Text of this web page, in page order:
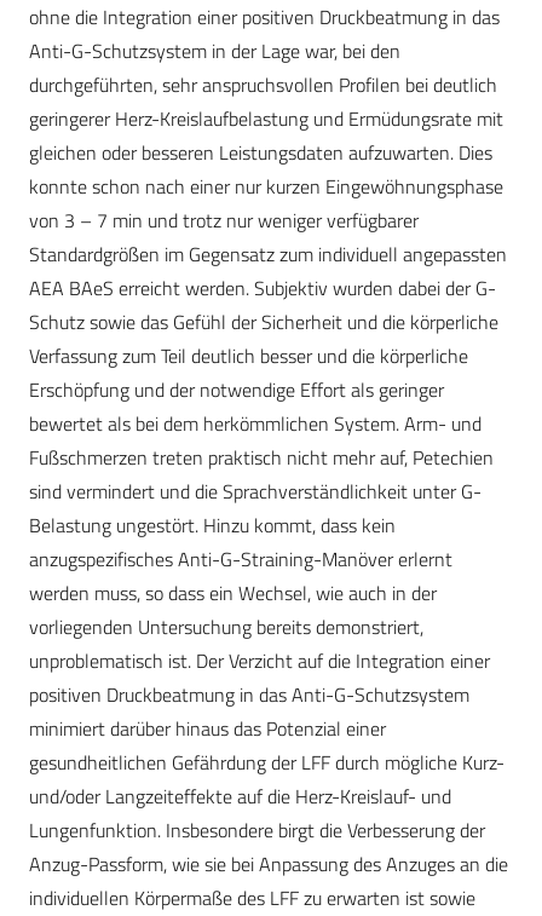
ohne die Integration einer positiven Druckbeatmung in das
Anti-G-Schutzsystem in der Lage war, bei den
durchgeführten, sehr anspruchsvollen Profilen bei deutlich
geringerer Herz-Kreislaufbelastung und Ermüdungsrate mit
gleichen oder besseren Leistungsdaten aufzuwarten. Dies
konnte schon nach einer nur kurzen Eingewöhnungsphase
von 3 – 7 min und trotz nur weniger verfügbarer
Standardgrößen im Gegensatz zum individuell angepassten
AEA BAeS erreicht werden. Subjektiv wurden dabei der G-
Schutz sowie das Gefühl der Sicherheit und die körperliche
Verfassung zum Teil deutlich besser und die körperliche
Erschöpfung und der notwendige Effort als geringer
bewertet als bei dem herkömmlichen System. Arm- und
Fußschmerzen treten praktisch nicht mehr auf, Petechien
sind vermindert und die Sprachverständlichkeit unter G-
Belastung ungestört. Hinzu kommt, dass kein
anzugspezifisches Anti-G-Straining-Manöver erlernt
werden muss, so dass ein Wechsel, wie auch in der
vorliegenden Untersuchung bereits demonstriert,
unproblematisch ist. Der Verzicht auf die Integration einer
positiven Druckbeatmung in das Anti-G-Schutzsystem
minimiert darüber hinaus das Potenzial einer
gesundheitlichen Gefährdung der LFF durch mögliche Kurz-
und/oder Langzeiteffekte auf die Herz-Kreislauf- und
Lungenfunktion. Insbesondere birgt die Verbesserung der
Anzug-Passform, wie sie bei Anpassung des Anzuges an die
individuellen Körpermaße des LFF zu erwarten ist sowie